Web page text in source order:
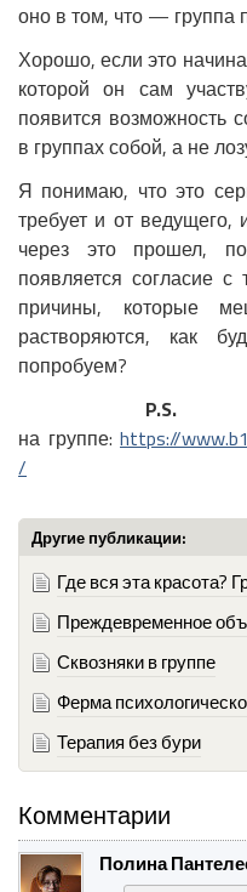
оно в том, что — группа
Хорошо, если это
которой он сам
появится возможность
в группах собой, а не
Я понимаю, что это
требует и от ведущего,
через это прошел,
появляется согласие с
причины, которые
растворяются, как
попробуем?
P.S.
на группе: https://
/
Другие публикации:
Где вся эта красота?
Преждевременное
Сквозняки в группе
Ферма
Терапия без бури
Комментарии
Полина